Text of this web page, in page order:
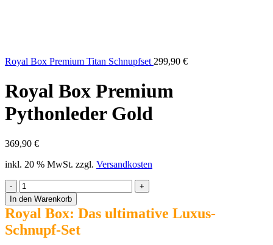
Royal Box Premium Titan Schnupfset 299,90 €
Royal Box Premium
Pythonleder Gold
369,90 €
inkl. 20 % MwSt. zzgl. Versandkosten
Royal
Box
Premium
Pythonleder
Gold
Menge
In den Warenkorb
Royal Box: Das ultimative Luxus-
Schnupf-Set